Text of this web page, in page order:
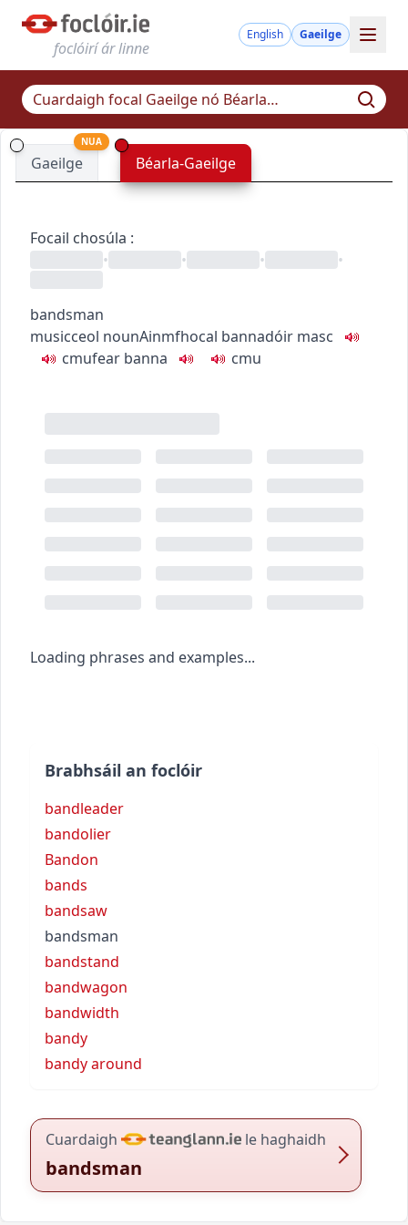
foclóirí ár linne
English Gaeilge
Gaeilge
NUA
Béarla-Gaeilge
Focail chosúla :
•
• • •
bandsman
musicceol nounAinmfhocal bannadóir masc
cmufear banna cmu
Loading phrases and examples...
Brabhsáil an foclóir
bandleader
bandolier
Bandon
bands
bandsaw
bandsman
bandstand
bandwagon
bandwidth
bandy
bandy around
Cuardaigh le haghaidh
bandsman